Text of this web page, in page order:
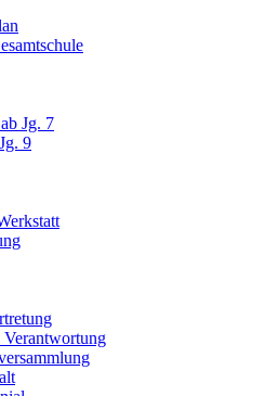
Jg. 7
9
Verantwortung